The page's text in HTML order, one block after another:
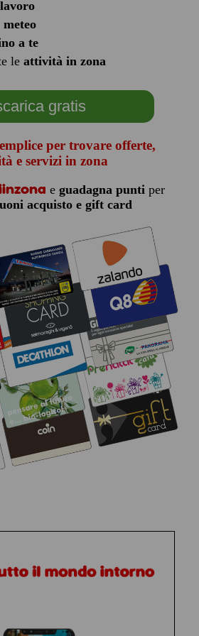
lavoro
meteo
a te
le attività in zona
gratis
per trovare offerte,
e servizi in zona
e guadagna puntiper
acquisto e gift card